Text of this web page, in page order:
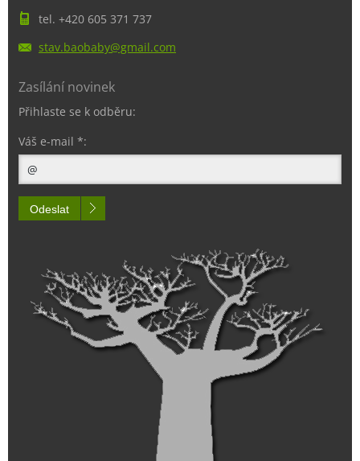
tel. +420 605 371 737
stav.baobaby@gmail.com
Zasílání novinek
Přihlaste se k odběru:
Váš e-mail *:
Odeslat